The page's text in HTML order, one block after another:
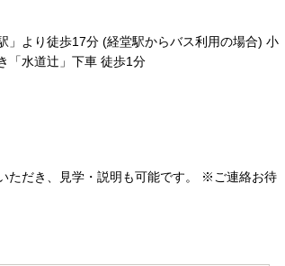
」より徒歩17分 (経堂駅からバス利用の場合) 小
「水道辻」下車 徒歩1分
ただき、見学・説明も可能です。 ※ご連絡お待